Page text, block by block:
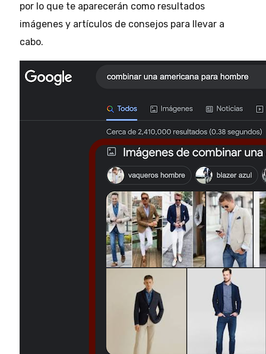
por lo que te aparecerán como resultados
imágenes y artículos de consejos para llevar a
cabo.